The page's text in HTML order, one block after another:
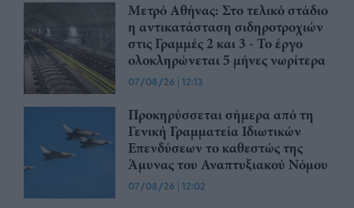
Μετρό Αθήνας: Στο τελικό στάδιο
η αντικατάσταση σιδηροτροχιών
στις Γραμμές 2 και 3 - Το έργο
ολοκληρώνεται 5 μήνες νωρίτερα
07/08/26 | 12:13
Προκηρύσσεται σήμερα από τη
Γενική Γραμματεία Ιδιωτικών
Επενδύσεων το καθεστώς της
Άμυνας του Αναπτυξιακού Νόμου
07/08/26 | 12:02